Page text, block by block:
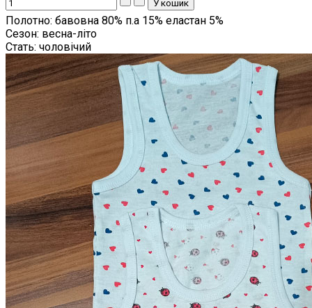
Полотно: бавовна 80% п.а 15% еластан 5%
Сезон: весна-літо
Стать: чоловічий